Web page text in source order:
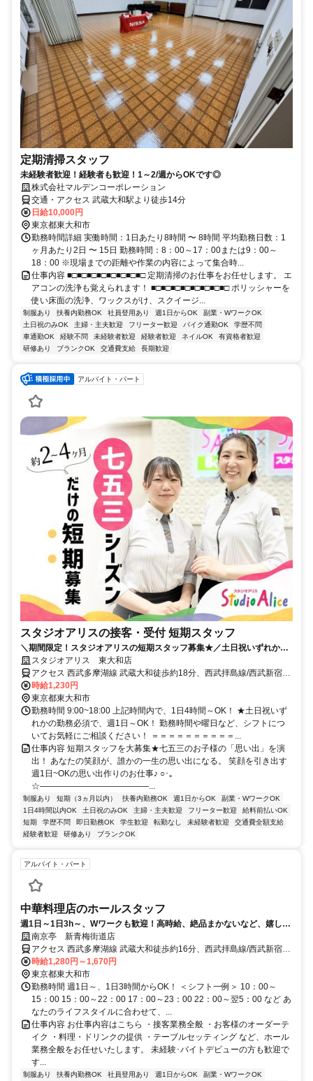
定期清掃スタッフ
未経験者歓迎！経験者も歓迎！1～2/週からOKです◎
株式会社マルデンコーポレーション
交通・アクセス 武蔵大和駅より徒歩14分
日給10,000円
東京都東大和市
勤務時間詳細 実働時間：1日あたり8時間 〜 8時間 平均勤務日数：1
ヶ月あたり2日 〜 15日 勤務時間：8：00～17：00または9：00～
18：00 ※現場までの距離や作業の内容によって集合時...
仕事内容 ■□■□■□■□■□■□■□■□ 定期清掃のお仕事をお任せします。 エ
アコンの洗浄も覚えられます！ ■□■□■□■□■□■□■□■□ ポリッシャーを
使い床面の洗浄、ワックスがけ、スクイージ...
制服あり 扶養内勤務OK 社員登用あり 週1日からOK
副業・WワークOK
土日祝のみOK
主婦・主夫歓迎 フリーター歓迎 バイク通勤OK
学歴不問
車通勤OK
経験不問 未経験者歓迎 経験者歓迎 ネイルOK
有資格者歓迎
研修あり
ブランクOK 交通費支給 長期歓迎
アルバイト・パート
スタジオアリスの接客・受付 短期スタッフ
＼期間限定！スタジオアリスの短期スタッフ募集★／土日祝いずれかの
勤務必須で週1日、1日4h～OK！
スタジオアリス 東大和店
アクセス 西武多摩湖線 武蔵大和徒歩約18分、西武拝島線/西武新宿線
東大和市徒歩約24分、多摩都市モノレール線 上北台徒歩約27分 西武
拝島線 東大和市駅よりバス10分
時給1,230円
東京都東大和市
勤務時間 9:00~18:00 上記時間内で、1日4時間～OK！ ★土日祝いず
れかの勤務必須で、週1日～OK！ 勤務時間や曜日など、シフトにつ
いてお気軽にご相談ください！ ＝＝＝＝＝＝＝＝＝＝...
仕事内容 短期スタッフを大募集★七五三のお子様の「思い出」を演
出！ あなたの笑顔が、誰かの一生の思い出になる。 笑顔を引き出す
週1日~OKの思い出作りのお仕事♪ ○･｡
☆―――――――――――――...
制服あり 短期（3ヵ月以内） 扶養内勤務OK 週1日からOK
副業・WワークOK
1日4時間以内OK
土日祝のみOK 主婦・主夫歓迎 フリーター歓迎
給料前払いOK
短期
学歴不問 即日勤務OK 学生歓迎 転勤なし 未経験者歓迎
交通費全額支給
経験者歓迎
研修あり ブランクOK
アルバイト・パート
中華料理店のホールスタッフ
週1日～1日3h～、Wワークも歓迎！高時給、絶品まかないなど、嬉しい
メリット多数！
南京亭 新青梅街道店
アクセス 西武多摩湖線 武蔵大和徒歩約16分、西武拝島線/西武新宿線
東大和市徒歩約25分、西武山口線 多摩湖南口徒歩約31分 武蔵大和駅
徒歩17分
時給1,280円～1,670円
東京都東大和市
勤務時間 週1日～、1日3時間からOK！ ＜シフト一例＞ 10：00～
15：00 15：00～22：00 17：00～23：00 22：00～翌5：00 など あ
なたのライフスタイルに合わせて、...
仕事内容 お仕事内容はこちら ・接客業務全般 ・お客様のオーダーテ
イク ・料理・ドリンクの提供 ・テーブルセッティング など、ホール
業務全般をお任せいたします。 未経験･バイトデビューの方も歓迎で
す...
制服あり 扶養内勤務OK 社員登用あり 週1日からOK
副業・WワークOK